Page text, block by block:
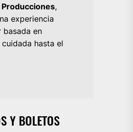
,
experiencia
en
hasta el
Y BOLETOS